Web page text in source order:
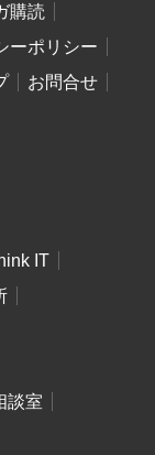
購読
ーポリシー
お問合せ
IT
談室